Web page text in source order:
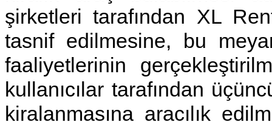
şirketleri tarafından XL
tasnif edilmesine, bu
faaliyetlerinin
kullanıcılar tarafından
kiralanmasına aracılık